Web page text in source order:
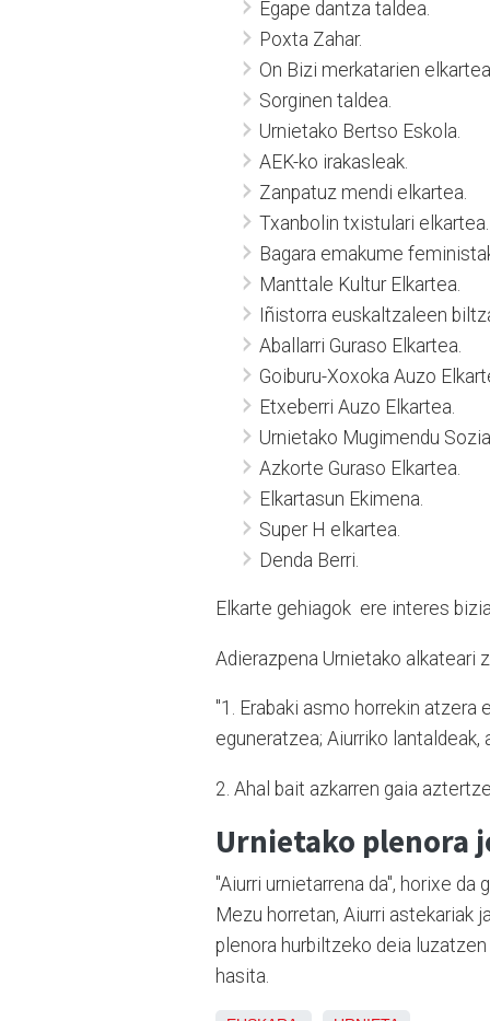
Egape dantza taldea.
Poxta Zahar.
On Bizi merkatarien
Sorginen taldea.
Urnietako Bertso Eskola.
AEK-ko irakasleak.
Zanpatuz mendi elkartea.
Txanbolin txistulari elkartea.
Bagara emakume
Manttale Kultur Elkartea.
Iñistorra euskaltzaleen
Aballarri Guraso Elkartea.
Goiburu-Xoxoka Auzo
Etxeberri Auzo Elkartea.
Urnietako Mugimendu
Azkorte Guraso Elkartea.
Elkartasun Ekimena.
Super H elkartea.
Denda Berri.
Elkarte gehiagok ere interes
Adierazpena Urnietako alkateari
"1. Erabaki asmo horrekin
eguneratzea; Aiurriko
2. Ahal bait azkarren gaia
Urnietako plenora
"Aiurri urnietarrena da", horixe
Mezu horretan, Aiurri astekariak
plenora hurbiltzeko deia
hasita.